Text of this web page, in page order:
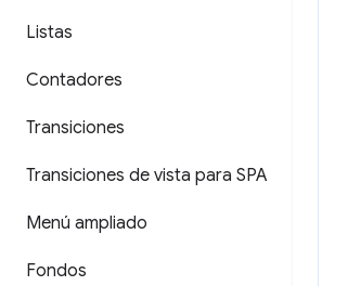
Listas
Contadores
Transiciones
Transiciones de vista para SPA
Menú ampliado
Fondos